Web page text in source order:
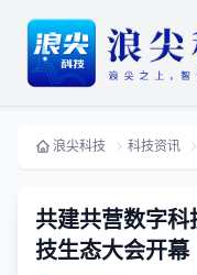
浪尖科技 科技资讯
共建共营数字
技生态大会开幕